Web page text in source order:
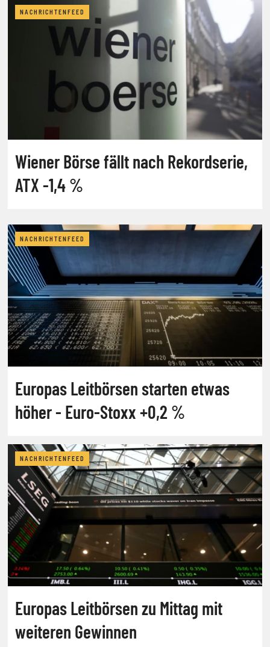
NACHRICHTENFEED
Wiener Börse fällt nach Rekordserie,
ATX -1,4 %
NACHRICHTENFEED
Europas Leitbörsen starten etwas
höher - Euro-Stoxx +0,2 %
NACHRICHTENFEED
Europas Leitbörsen zu Mittag mit
weiteren Gewinnen